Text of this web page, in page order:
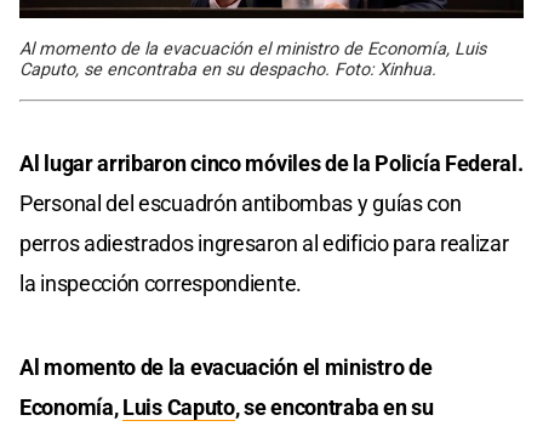
Al momento de la evacuación el ministro de Economía, Luis
Caputo, se encontraba en su despacho. Foto: Xinhua.
Al lugar arribaron cinco móviles de la Policía Federal.
Personal del escuadrón antibombas y guías con
perros adiestrados ingresaron al edificio para realizar
la inspección correspondiente.
Al momento de la evacuación el ministro de
Economía,Luis Caputo, se encontraba en su